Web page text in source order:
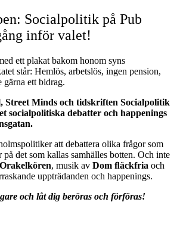
Socialpolitik på Pub
inför valet!
Street Minds och tidskriften Socialpolitik
socialpolitiska debatter och happenings
att debattera olika frågor som
på det som kallas samhälles botten. Och inte
Orakelkören, musik av Dom ﬂäckfria och
uppträdanden och happenings.
och låt dig beröras och förföras!